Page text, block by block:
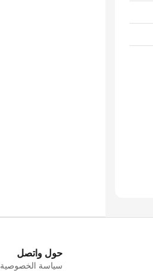
حول واتصل
سياسة الخصوصية